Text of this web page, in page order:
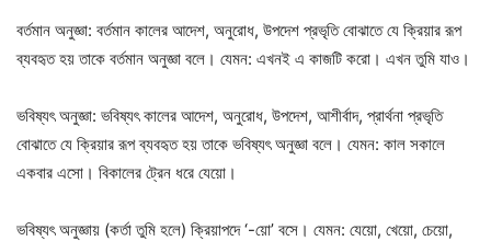
বর্তমান অনুজ্ঞা: বর্তমান কালের আদেশ, অনুরোধ, উপদেশ প্রভৃতি বোঝাতে যে ক্রিয়ার রূপ
ব্যবহৃত হয় তাকে বর্তমান অনুজ্ঞা বলে। যেমন: এখনই এ কাজটি করো। এখন তুমি যাও।
ভবিষ্যৎ অনুজ্ঞা: ভবিষ্যৎ কালের আদেশ, অনুরোধ, উপদেশ, আশীর্বাদ, প্রার্থনা প্রভৃতি
বোঝাতে যে ক্রিয়ার রূপ ব্যবহৃত হয় তাকে ভবিষ্যৎ অনুজ্ঞা বলে। যেমন: কাল সকালে
একবার এসো। বিকালের ট্রেন ধরে যেয়ো।
ভবিষ্যৎ অনুজ্ঞায় (কর্তা তুমি হলে) ক্রিয়াপদে ‘-য়ো’ বসে। যেমন: যেয়ো, খেয়ো, চেয়ো,